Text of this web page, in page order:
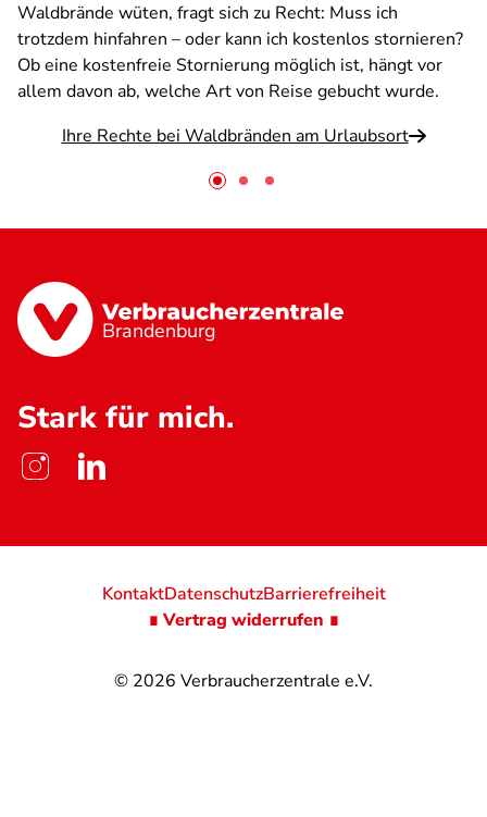
Waldbrände wüten, fragt sich zu Recht: Muss ich
trotzdem hinfahren – oder kann ich kostenlos stornieren?
Ob eine kostenfreie Stornierung möglich ist, hängt vor
allem davon ab, welche Art von Reise gebucht wurde.
Ihre Rechte bei Waldbränden am Urlaubsort
Brandenburg
Stark für mich.
© 2026 Verbraucherzentrale e.V.
KontaktDatenschutzBarrierefreiheit
∎ Vertrag widerrufen ∎